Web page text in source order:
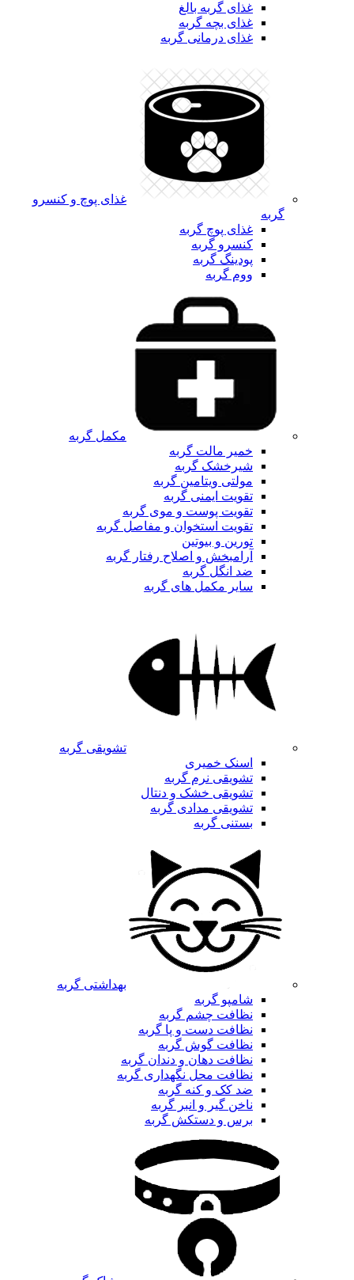
غذای گربه بالغ
غذای بچه گربه
غذای درمانی گربه
غذای پوچ و کنسرو
گربه
غذای پوچ گربه
کنسرو گربه
پودینگ گربه
ووم گربه
مکمل گربه
خمیر مالت گربه
شیرخشک گربه
مولتی ویتامین گربه
تقویت ایمنی گربه
تقویت پوست و موی گربه
تقویت استخوان و مفاصل گربه
تورین و بیوتین
آرامبخش و اصلاح رفتار گربه
ضد انگل گربه
سایر مکمل های گربه
تشویقی گربه
اسنک خمیری
تشویقی نرم گربه
تشویقی خشک و دنتال
تشویقی مدادی گربه
بستنی گربه
بهداشتی گربه
شامپو گربه
نظافت چشم گربه
نظافت دست و پا گربه
نظافت گوش گربه
نظافت دهان و دندان گربه
نظافت محل نگهداری گربه
ضد کک و کنه گربه
ناخن گیر و انبر گربه
برس و دستکش گربه